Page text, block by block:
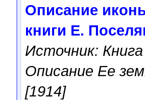
Описание
книги Е.
Источник:
Описание Ее
[1914]